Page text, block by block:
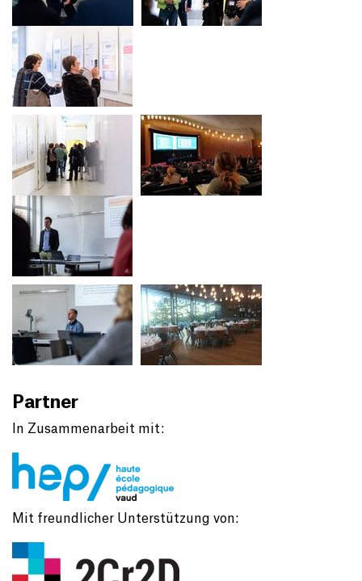
Partner
In Zusammenarbeit mit:
Mit freundlicher Unterstützung von: